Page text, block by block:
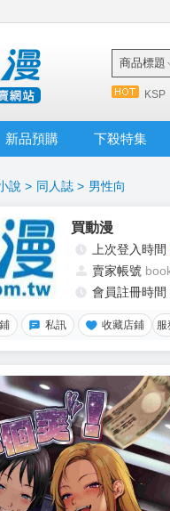
商品標題
KSP
新品預購 下殺特集
說 > 同人誌 > 男性向
買動漫
上次登入時間
賣家帳號
會員註冊時間
私訊 收藏店鋪